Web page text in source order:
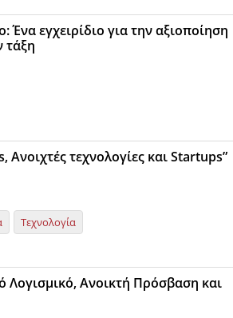
Ένα εγχειρίδιο για την αξιοποίηση
τάξη
τεχνολογίες και Startups”
Τεχνολογία
Λογισμικό, Ανοικτή Πρόσβαση και